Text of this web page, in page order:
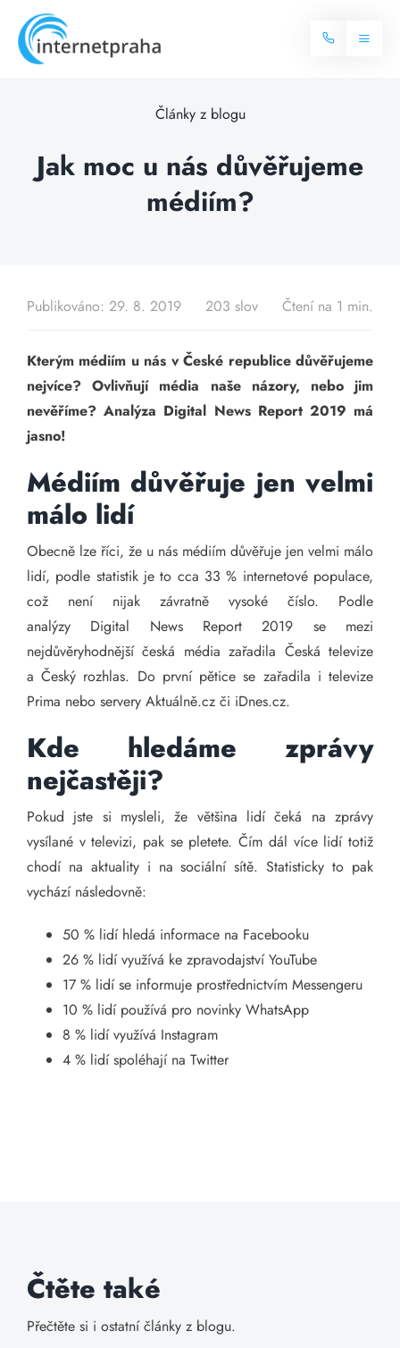
content
Toggle
Balíčky internetu
Televize
Blog
Kontakt
Články z blogu
Jak moc u nás důvěřujeme
médiím?
Publikováno: 29. 8. 2019 203 slov Čtení na 1 min.
Kterým médiím u nás v České republice důvěřujeme
nejvíce? Ovlivňují média naše názory, nebo jim
nevěříme? Analýza Digital News Report 2019 má
jasno!
Médiím důvěřuje jen velmi
málo lidí
Obecně lze říci, že u nás médiím důvěřuje jen velmi málo
lidí, podle statistik je to cca 33 % internetové populace,
což není nijak závratně vysoké číslo. Podle
analýzy Digital News Report 2019 se mezi
nejdůvěryhodnější česká média zařadila Česká televize
a Český rozhlas. Do první pětice se zařadila i televize
Prima nebo servery Aktuálně.cz či iDnes.cz.
Kde hledáme zprávy
nejčastěji?
Pokud jste si mysleli, že většina lidí čeká na zprávy
vysílané v televizi, pak se pletete. Čím dál více lidí totiž
chodí na aktuality i na sociální sítě. Statisticky to pak
vychází následovně:
50 % lidí hledá informace na Facebooku
26 % lidí využívá ke zpravodajství YouTube
17 % lidí se informuje prostřednictvím Messengeru
10 % lidí používá pro novinky WhatsApp
8 % lidí využívá Instagram
4 % lidí spoléhají na Twitter
Čtěte také
Přečtěte si i ostatní články z blogu.